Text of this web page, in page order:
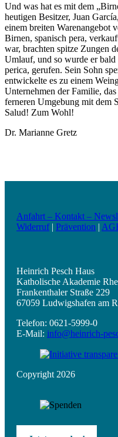
Und was hat es mit dem
heutigen Besitzer, Juan
einem breiten Warenangebot
Birnen, spanisch pera,
war, brachten spitze Zungen
Umlauf, und so wurde er
perica, gerufen. Sein Sohn
entwickelte es zu einem
Unternehmen der Familie,
ferneren Umgebung mit dem
Salud! Zum Wohl!
Dr. Marianne Gretz
Anfahrt – Kontakt –
Widerruf| Prävention |
Heinrich Pesch Haus
Katholische Akademie
Frankenthaler Straße 229
67059 Ludwigshafen am
Telefon: 0621-5999-0
E-Mail: info@heinrich-
Copyright 2026